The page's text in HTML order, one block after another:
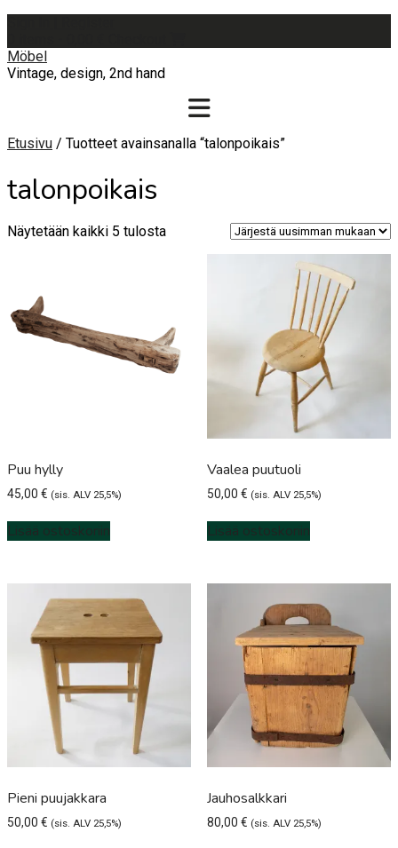
content
Möbel
Vintage, design, 2nd hand
Etusivu / Tuotteet avainsanalla “talonpoikais”
talonpoikais
Näytetään kaikki 5 tulostaSorted
Puu hylly
45,00 € (sis. ALV 25,5%)
Lisää ostoskoriin
Vaalea puutuoli
50,00 € (sis. ALV 25,5%)
Lisää ostoskoriin
Pieni puujakkara
50,00 € (sis. ALV 25,5%)
Jauhosalkkari
80,00 € (sis. ALV 25,5%)